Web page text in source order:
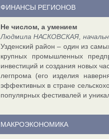
ФИНАНСЫ РЕГИОНОВ
Не числом, а умением
Людмила НАСКОВСКАЯ,
Узденский район – один из
крупных промышленных
инвестиций и создания новых
легпрома (его изделия
эффективных в стране
популярных фестивалей и
МАКРОЭКОНОМИКА